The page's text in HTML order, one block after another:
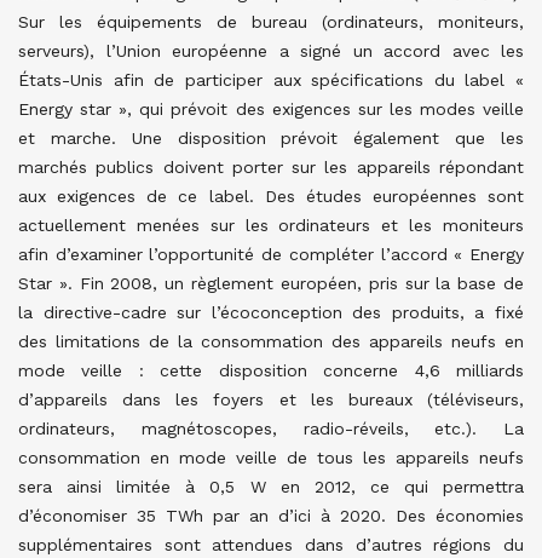
Sur les équipements de bureau (ordinateurs, moniteurs,
serveurs), l’Union européenne a signé un accord avec les
États-Unis afin de participer aux spécifications du label «
Energy star », qui prévoit des exigences sur les modes veille
et marche. Une disposition prévoit également que les
marchés publics doivent porter sur les appareils répondant
aux exigences de ce label. Des études européennes sont
actuellement menées sur les ordinateurs et les moniteurs
afin d’examiner l’opportunité de compléter l’accord « Energy
Star ». Fin 2008, un règlement européen, pris sur la base de
la directive-cadre sur l’écoconception des produits, a fixé
des limitations de la consommation des appareils neufs en
mode veille : cette disposition concerne 4,6 milliards
d’appareils dans les foyers et les bureaux (téléviseurs,
ordinateurs, magnétoscopes, radio-réveils, etc.). La
consommation en mode veille de tous les appareils neufs
sera ainsi limitée à 0,5 W en 2012, ce qui permettra
d’économiser 35 TWh par an d’ici à 2020. Des économies
supplémentaires sont attendues dans d’autres régions du